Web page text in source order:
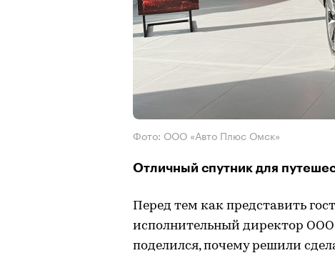
Фото: ООО «Авто Плюс Омск»
Отличный спутник для
Перед тем как представить
исполнительный директор
поделился, почему решили